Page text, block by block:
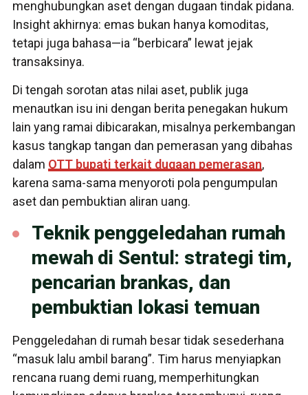
menghubungkan aset dengan dugaan tindak pidana.
Insight akhirnya: emas bukan hanya komoditas,
tetapi juga bahasa—ia “berbicara” lewat jejak
transaksinya.
Di tengah sorotan atas nilai aset, publik juga
menautkan isu ini dengan berita penegakan hukum
lain yang ramai dibicarakan, misalnya perkembangan
kasus tangkap tangan dan pemerasan yang dibahas
dalam OTT bupati terkait dugaan pemerasan,
karena sama-sama menyoroti pola pengumpulan
aset dan pembuktian aliran uang.
Teknik penggeledahan rumah
mewah di Sentul: strategi tim,
pencarian brankas, dan
pembuktian lokasi temuan
Penggeledahan di rumah besar tidak sesederhana
“masuk lalu ambil barang”. Tim harus menyiapkan
rencana ruang demi ruang, memperhitungkan